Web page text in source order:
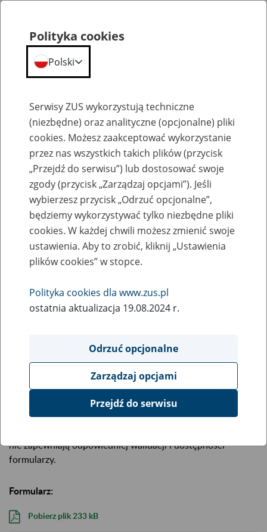
Zmiana danych emeryta/rencisty
EMRG-1
Opis:
Oświadczenie osoby, która mieszka za granicą, o prawie do
pobierania polskiej emerytury lub renty (w wersji polsko-
Aby wypełnić i wydrukować formularz na komputerze,
skorzystaj z pliku „Wypełnij i wydrukuj”.Najpierw zapisz go
, a potem wypełnij w programie Adobe
Reader (darmowy) lub Adobe Acrobat. Przeglądarki
nie zapewniają odpowiedniej walidacji i dostępności
formularzy.
Formularz:
Pobierz plik 233 kB
Polityka cookies
Polski
Serwisy ZUS wykorzystują techniczne
(niezbędne) oraz analityczne (opcjonalne) pliki
cookies. Możesz zaakceptować wykorzystanie
przez nas wszystkich takich plików (przycisk
„Przejdź do serwisu”) lub dostosować swoje
zgody (przycisk „Zarządzaj opcjami”). Jeśli
wybierzesz przycisk „Odrzuć opcjonalne”,
będziemy wykorzystywać tylko niezbędne pliki
cookies. W każdej chwili możesz zmienić swoje
ustawienia. Aby to zrobić, kliknij „Ustawienia
plików cookies” w stopce.
Polityka cookies dla www.zus.pl
ostatnia aktualizacja 19.08.2024 r.
Odrzuć opcjonalne
Zarządzaj opcjami
Przejdź do serwisu